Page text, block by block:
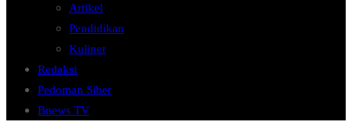
Artikel
Pendidikan
Kuliner
Redaksi
Pedoman Siber
Bnews TV